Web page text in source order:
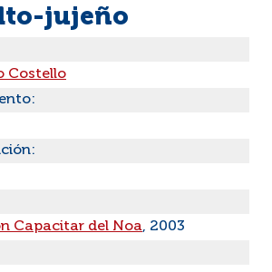
jujeño
Costello
Capacitar del Noa, 2003